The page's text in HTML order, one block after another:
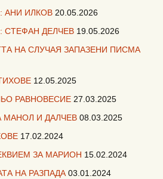
АНИ ИЛКОВ 20.05.2026
СТЕФАН ДЕЛЧЕВ 19.05.2026
НА СЛУЧАЯ ЗАПАЗЕНИ ПИСМА
12.05.2025
РАВНОВЕСИЕ 27.03.2025
МАНОЛ И ДАЛЧЕВ 08.03.2025
17.02.2024
ЗА МАРИОН 15.02.2024
НА РАЗПАДА 03.01.2024